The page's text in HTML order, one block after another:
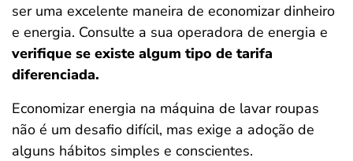
ser uma excelente maneira de economizar dinheiro
e energia. Consulte a sua operadora de energia e
verifique se existe algum tipo de tarifa
diferenciada.
Economizar energia na máquina de lavar roupas
não é um desafio difícil, mas exige a adoção de
alguns hábitos simples e conscientes.